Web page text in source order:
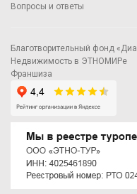
Вопросы и ответы
Благотворительный фонд
Недвижимость в ЭТНОМИРе
Франшиза